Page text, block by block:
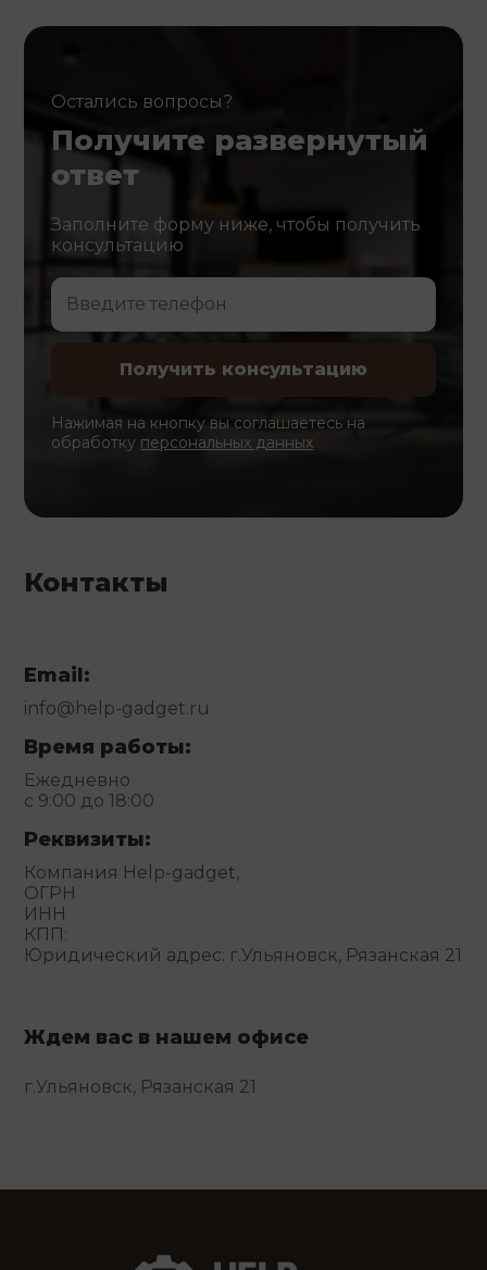
Остались вопросы?
Получите развернутый
ответ
Заполните форму ниже, чтобы получить
консультацию
Нажимая на кнопку вы соглашаетесь на
обработку персональных данных
Контакты
Email:
info@help-gadget.ru
Время работы:
Ежедневно
с 9:00 до 18:00
Реквизиты:
Компания Help-gadget,
ОГРН
ИНН
КПП:
Юридический адрес: г.Ульяновск, Рязанская 21
Ждем вас в нашем офисе
г.Ульяновск, Рязанская 21